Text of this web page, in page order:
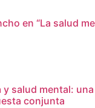
en “La salud
y salud mental:
conjunta